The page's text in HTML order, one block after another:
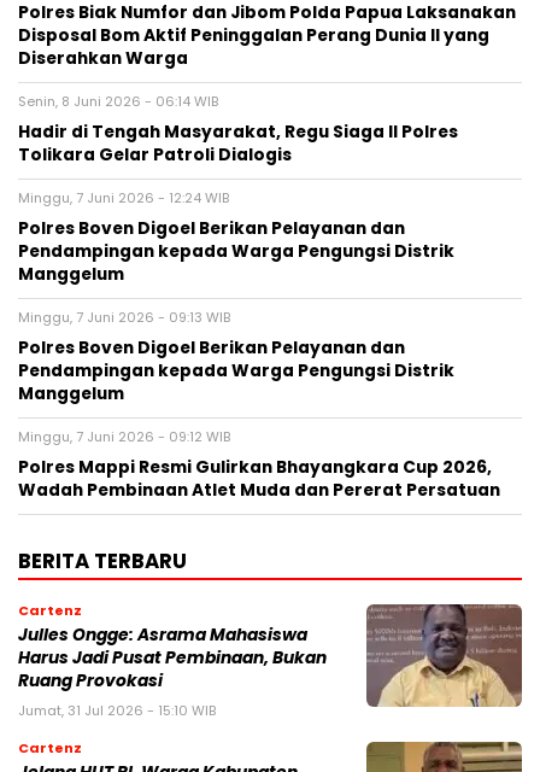
Polres Biak Numfor dan Jibom Polda Papua Laksanakan
Disposal Bom Aktif Peninggalan Perang Dunia II yang
Diserahkan Warga
Senin, 8 Juni 2026 - 06:14 WIB
Hadir di Tengah Masyarakat, Regu Siaga II Polres
Tolikara Gelar Patroli Dialogis
Minggu, 7 Juni 2026 - 12:24 WIB
Polres Boven Digoel Berikan Pelayanan dan
Pendampingan kepada Warga Pengungsi Distrik
Manggelum
Minggu, 7 Juni 2026 - 09:13 WIB
Polres Boven Digoel Berikan Pelayanan dan
Pendampingan kepada Warga Pengungsi Distrik
Manggelum
Minggu, 7 Juni 2026 - 09:12 WIB
Polres Mappi Resmi Gulirkan Bhayangkara Cup 2026,
Wadah Pembinaan Atlet Muda dan Pererat Persatuan
BERITA TERBARU
Cartenz
Julles Ongge: Asrama Mahasiswa
Harus Jadi Pusat Pembinaan, Bukan
Ruang Provokasi
Jumat, 31 Jul 2026 - 15:10 WIB
Cartenz